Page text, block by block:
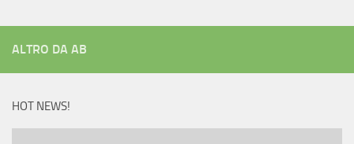
ALTRO DA AB
HOT NEWS!